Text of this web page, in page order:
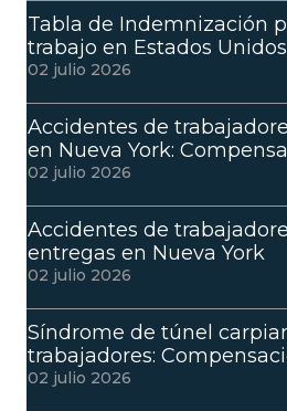
Tabla de Indemnización
trabajo en Estados
02 julio 2026
Accidentes de
en Nueva York:
02 julio 2026
Accidentes de
entregas en Nueva York
02 julio 2026
Síndrome de túnel
trabajadores:
02 julio 2026